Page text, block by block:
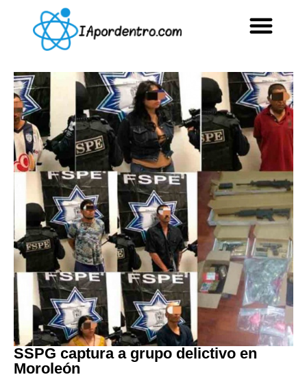
SSPG captura a grupo delictivo en
Moroleón